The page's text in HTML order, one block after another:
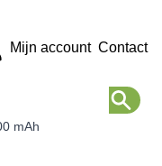
Mijn account Contact
mAh